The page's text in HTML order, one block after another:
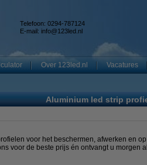
Telefoon: 0294-787124
E-mail: info@123led.nl
Over 123led.nl Vacatures
Aluminium led strip
voor het beschermen, afwerken en
voor de beste prijs én ontvangt u morgen